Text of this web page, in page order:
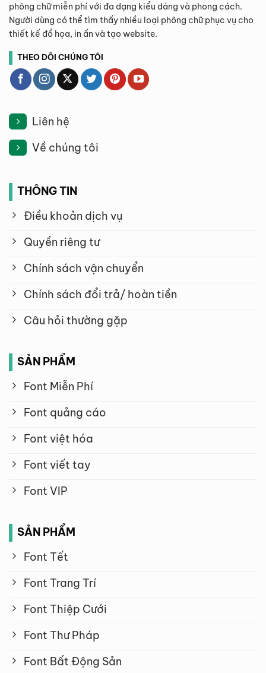
phông chữ miễn phí với đa dạng kiểu dáng và phong cách.
Người dùng có thể tìm thấy nhiều loại phông chữ phục vụ cho
thiết kế đồ họa, in ấn và tạo website.
THEO DÕI CHÚNG TÔI
Liên hệ
Về chúng tôi
THÔNG TIN
Điều khoản dịch vụ
Quyền riêng tư
Chính sách vận chuyển
Chính sách đổi trả/ hoàn tiền
Câu hỏi thường gặp
SẢN PHẨM
Font Miễn Phí
Font quảng cáo
Font việt hóa
Font viết tay
Font VIP
SẢN PHẨM
Font Tết
Font Trang Trí
Font Thiệp Cưới
Font Thư Pháp
Font Bất Động Sản